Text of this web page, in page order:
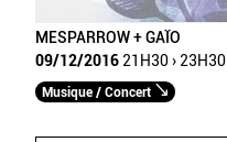
MESPARROW + GAÏO
09/12/2016 21H30 › 23H30
Musique / Concert